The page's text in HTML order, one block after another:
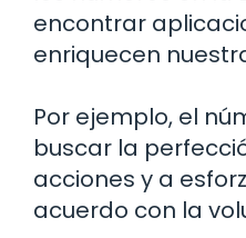
encontrar
enriquecen
Por ejemplo, el
buscar la
acciones y a
acuerdo con la